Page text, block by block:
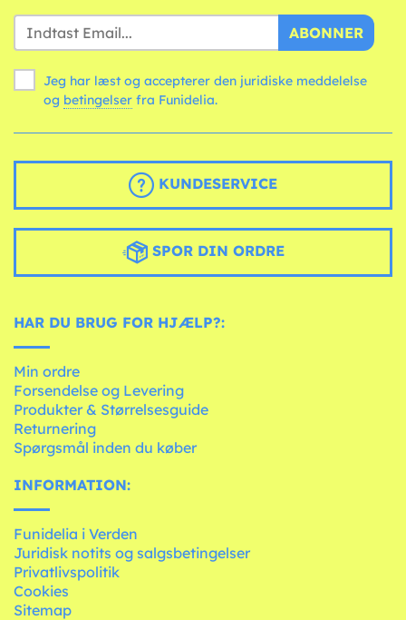
ABONNER
Jeg har læst og accepterer den juridiske meddelelse
og betingelser fra Funidelia.
KUNDESERVICE
SPOR DIN ORDRE
HAR DU BRUG FOR HJÆLP?:
Min ordre
Forsendelse og Levering
Produkter & Størrelsesguide
Returnering
Spørgsmål inden du køber
INFORMATION:
Funidelia i Verden
Juridisk notits og salgsbetingelser
Privatlivspolitik
Cookies
Sitemap